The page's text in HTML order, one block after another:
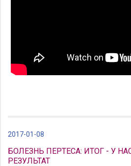
2017-01-08
БОЛЕЗНЬ ПЕРТЕСА: ИТОГ - У
РЕЗУЛЬТАТ